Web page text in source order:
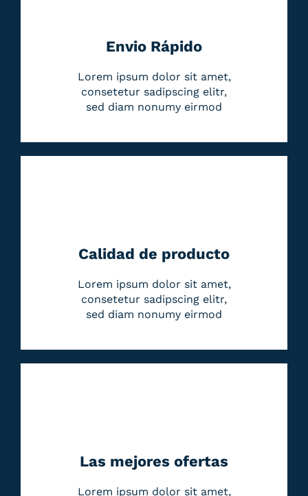
Envio Rápido
Lorem ipsum dolor sit amet,
consetetur sadipscing elitr,
sed diam nonumy eirmod
Calidad de producto
Lorem ipsum dolor sit amet,
consetetur sadipscing elitr,
sed diam nonumy eirmod
Las mejores ofertas
Lorem ipsum dolor sit amet,